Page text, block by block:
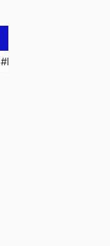
#Pemprov Jambi